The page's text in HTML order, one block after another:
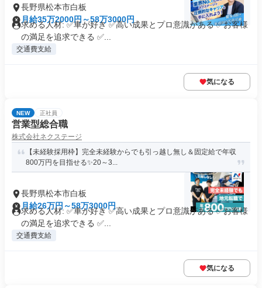
長野県松本市白板
月給35万2000円～58万3000円
求める人材: ✅車が好き ✅高い成果とプロ意識がある ✅お客様
の満足を追求できる ✅...
交通費支給
気になる
NEW 正社員
営業型総合職
株式会社ネクステージ
【未経験採用枠】完全未経験からでも引っ越し無し＆固定給で年収
800万円を目指せる✨20～3...
長野県松本市白板
月給26万円～58万3000円
求める人材: ✅車が好き ✅高い成果とプロ意識がある ✅お客様
の満足を追求できる ✅...
交通費支給
気になる